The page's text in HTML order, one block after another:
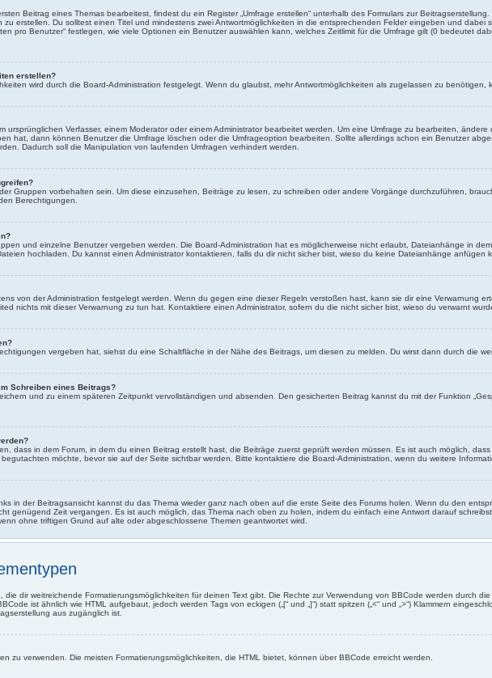
Beitrag eines Themas bearbeitest, findest du ein Register „Umfrage erstellen“ unterhalb des Formulars zur
erstellen. Du solltest einen Titel und mindestens zwei Antwortmöglichkeiten in die entsprechenden Felder eingeben und dabei
pro Benutzer“ festlegen, wie viele Optionen ein Benutzer auswählen kann, welches Zeitlimit für die Umfrage gilt (0 bedeutet
erstellen?
wird durch die Board-Administration festgelegt. Wenn du glaubst, mehr Antwortmöglichkeiten als zugelassen zu benötigen,
ursprünglichen Verfasser, einem Moderator oder einem Administrator bearbeitet werden. Um eine Umfrage zu bearbeiten,
hat, dann können Benutzer die Umfrage löschen oder die Umfrageoption bearbeiten. Sollte allerdings schon ein Benutzer
Dadurch soll die Manipulation von laufenden Umfragen verhindert werden.
Gruppen vorbehalten sein. Um diese einzusehen, Beiträge zu lesen, zu schreiben oder andere Vorgänge durchzuführen,
Berechtigungen.
und einzelne Benutzer vergeben werden. Die Board-Administration hat es möglicherweise nicht erlaubt, Dateianhänge in
hochladen. Du kannst einen Administrator kontaktieren, falls du dir nicht sicher bist, wieso du keine Dateianhänge anfügen
von der Administration festgelegt werden. Wenn du gegen eine dieser Regeln verstoßen hast, kann sie dir eine Verwarnung
nichts mit dieser Verwarnung zu tun hat. Kontaktiere einen Administrator, sofern du die nicht sicher bist, wieso du verwarnt
vergeben hat, siehst du eine Schaltfläche in der Nähe des Beitrags, um diesen zu melden. Du wirst dann durch die
Schreiben eines Beitrags?
und zu einem späteren Zeitpunkt vervollständigen und absenden. Den gesicherten Beitrag kannst du mit der Funktion
dass in dem Forum, in dem du einen Beitrag erstellt hast, die Beiträge zuerst geprüft werden müssen. Es ist auch möglich,
möchte, bevor sie auf der Seite sichtbar werden. Bitte kontaktiere die Board-Administration, wenn du weitere
in der Beitragsansicht kannst du das Thema wieder ganz nach oben auf die erste Seite des Forums holen. Wenn du den
genügend Zeit vergangen. Es ist auch möglich, das Thema nach oben zu holen, indem du einfach eine Antwort darauf
ohne triftigen Grund auf alte oder abgeschlossene Themen geantwortet wird.
die dir weitreichende Formatierungsmöglichkeiten für deinen Text gibt. Die Rechte zur Verwendung von BBCode werden durch
ist ähnlich wie HTML aufgebaut, jedoch werden Tags von eckigen („[“ und „]“) statt spitzen („<“ und „>“) Klammern
aus zugänglich ist.
zu verwenden. Die meisten Formatierungsmöglichkeiten, die HTML bietet, können über BBCode erreicht werden.